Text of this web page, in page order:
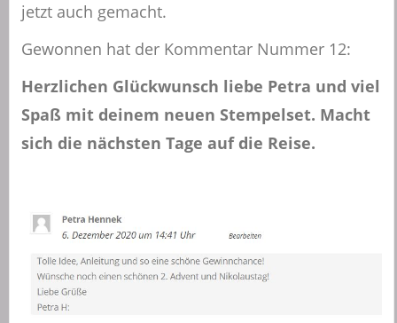
jetzt auch gemacht.
Gewonnen hat der Kommentar Nummer 12:
Herzlichen Glückwunsch liebe Petra und viel
Spaß mit deinem neuen Stempelset. Macht
sich die nächsten Tage auf die Reise.